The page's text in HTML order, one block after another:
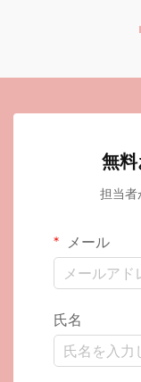
無
担当者
メール
氏名